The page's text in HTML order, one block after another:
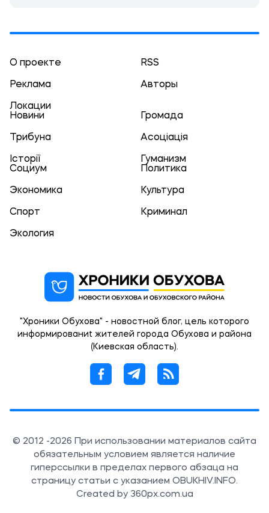
О проекте RSS
Реклама Авторы
Локации
Новини
Громада
Трибуна Асоціація
Історії
Гуманизм
Социум
Политика
Экономика Культура
Спорт Криминал
Экология
"Хроники Обухова" - новостной блог, цель которого
информированиt жителей города Обухова и района
(Киевская область).
© 2012 -2026 При использовании материалов сайта
обязательным условием является наличие
гиперссылки в пределах первого абзаца на
страницу статьи с указанием OBUKHIV.INFO.
Created by 360px.com.ua